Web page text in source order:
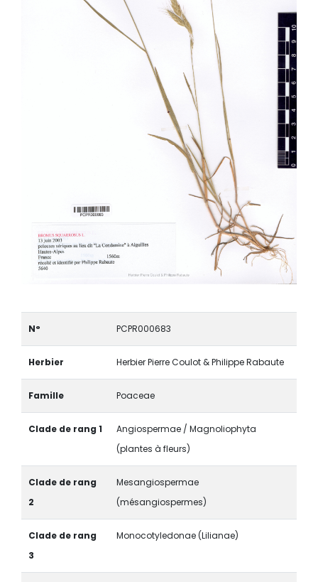
N° PCPR000683
Herbier Herbier Pierre Coulot & Philippe Rabaute
Famille Poaceae
Clade de rang 1
Angiospermae / Magnoliophyta
(plantes à fleurs)
Clade de rang
2
Mesangiospermae
(mésangiospermes)
Clade de rang
3
Monocotyledonae (Lilianae)